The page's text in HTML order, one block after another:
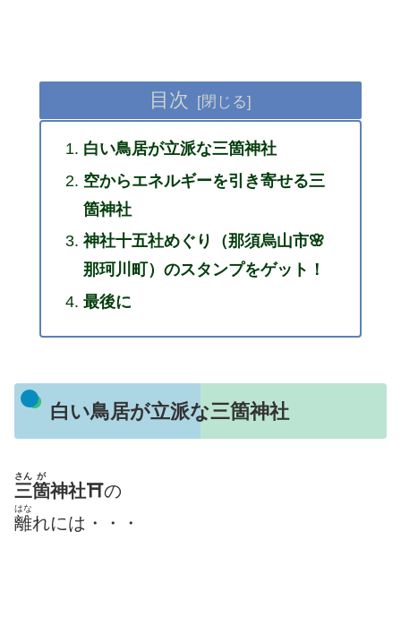
目次
白い鳥居が立派な三箇神社
空からエネルギーを引き寄せる三
箇神社
神社十五社めぐり（那須烏山市🌸
那珂川町）のスタンプをゲット！
最後に
白い鳥居が立派な三箇神社
三
さん
箇
が
神社⛩の
離
はな
れには・・・